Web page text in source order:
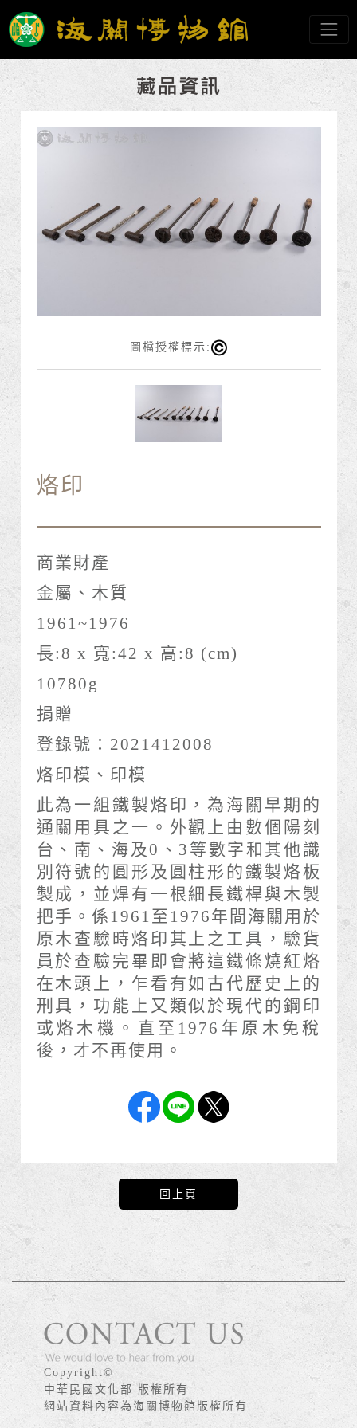
海關博物館
網頁導覽
圖檔授權標示:
烙印
商業財產
金屬、木質
1961~1976
長:8 x 寬:42 x 高:8 (cm)
10780g
捐贈
登錄號：2021412008
烙印模、印模
此為一組鐵製烙印，為海關早期的
通關用具之一。外觀上由數個陽刻
台、南、海及0、3等數字和其他識
別符號的圓形及圓柱形的鐵製烙板
製成，並焊有一根細長鐵桿與木製
把手。係1961至1976年間海關用於
原木查驗時烙印其上之工具，驗貨
員於查驗完畢即會將這鐵條燒紅烙
在木頭上，乍看有如古代歷史上的
刑具，功能上又類似於現代的鋼印
或烙木機。直至1976年原木免稅
後，才不再使用。
回上頁
版權宣告
Copyright©
中華民國文化部 版權所有
網站資料內容為海關博物館版權所有